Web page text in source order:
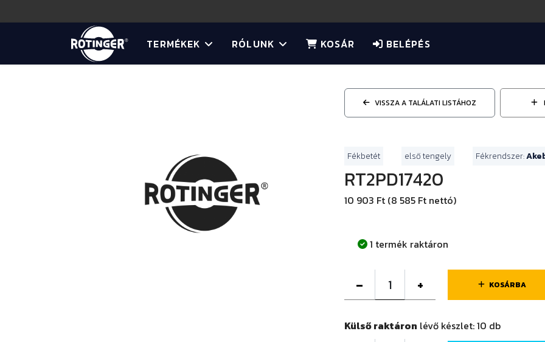
TERMÉKEK RÓLUNK KOSÁR BELÉPÉS
VISSZA A TALÁLATI LISTÁHOZ
Fékbetét első tengely Fékrendszer:
RT2PD17420
10 903 Ft (8 585 Ft nettó)
1 termék raktáron
– + KOSÁRBA
Külső raktáron lévő készlet:10 db